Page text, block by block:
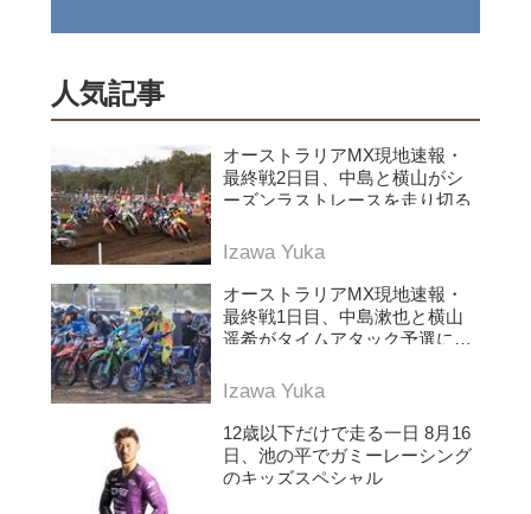
人気記事
オーストラリアMX現地速報・
最終戦2日目、中島と横山がシ
ーズンラストレースを走り切る
Izawa Yuka
オーストラリアMX現地速報・
最終戦1日目、中島漱也と横山
遥希がタイムアタック予選に挑
Izawa Yuka
12歳以下だけで走る一日 8月16
日、池の平でガミーレーシング
のキッズスペシャル